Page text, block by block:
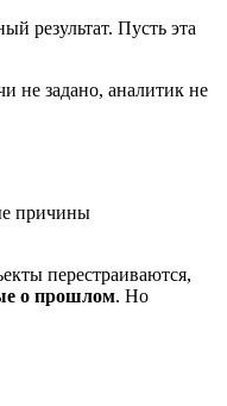
результат. Пусть эта
не задано, аналитик не
причины
перестраиваются,
о прошлом. Но